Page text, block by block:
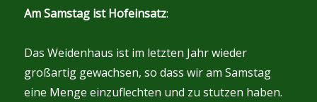
Am Samstag ist Hofeinsatz:
Das Weidenhaus ist im letzten Jahr wieder
großartig gewachsen, so dass wir am Samstag
eine Menge einzuflechten und zu stutzen haben.